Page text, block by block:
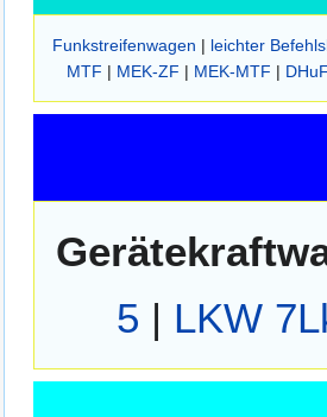
Funkstreifenwagen | leichter
MTF | MEK-ZF | MEK-MTF |
5 | LKW